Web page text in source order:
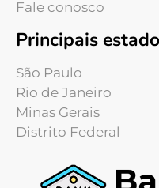
Fale conosco
Principais
São Paulo
Rio de Janeiro
Minas Gerais
Distrito Federal